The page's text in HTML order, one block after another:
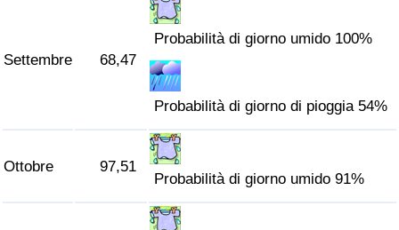
Settembre 68,47
Probabilità di giorno umido 100%
Probabilità di giorno di pioggia 54%
Ottobre 97,51
Probabilità di giorno umido 91%